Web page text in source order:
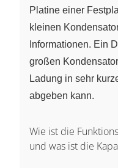
Platine einer
kleinen
Informationen. Ein
großen
Ladung in sehr
abgeben kann.
Wie ist die
und was ist die